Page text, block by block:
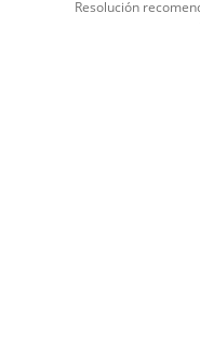
Resolución